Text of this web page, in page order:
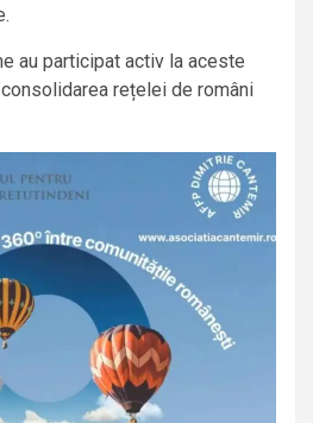
au participat activ la aceste
rețelei de români